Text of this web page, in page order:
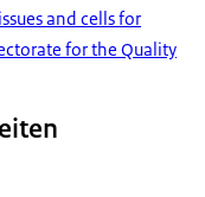
and cells for
for the Quality